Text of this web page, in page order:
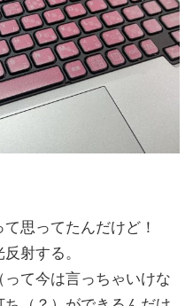
思ってたんだけど！
射する。
て今は言っちゃいけな